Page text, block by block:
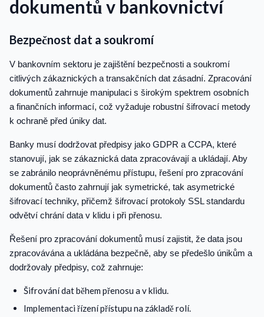
dokumentů v bankovnictví
Bezpečnost dat a soukromí
V bankovním sektoru je zajištění bezpečnosti a soukromí
citlivých zákaznických a transakčních dat zásadní. Zpracování
dokumentů zahrnuje manipulaci s širokým spektrem osobních
a finančních informací, což vyžaduje robustní šifrovací metody
k ochraně před úniky dat.
Banky musí dodržovat předpisy jako GDPR a CCPA, které
stanovují, jak se zákaznická data zpracovávají a ukládají. Aby
se zabránilo neoprávněnému přístupu, řešení pro zpracování
dokumentů často zahrnují jak symetrické, tak asymetrické
šifrovací techniky, přičemž šifrovací protokoly SSL standardu
odvětví chrání data v klidu i při přenosu.
Řešení pro zpracování dokumentů musí zajistit, že data jsou
zpracovávána a ukládána bezpečně, aby se předešlo únikům a
dodržovaly předpisy, což zahrnuje:
Šifrování dat během přenosu a v klidu.
Implementaci řízení přístupu na základě rolí.